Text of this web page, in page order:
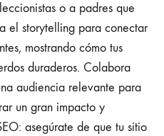
o a padres que
el storytelling para conectar
mostrando cómo tus
duraderos. Colabora
audiencia relevante para
un gran impacto y
asegúrate de que tu sitio